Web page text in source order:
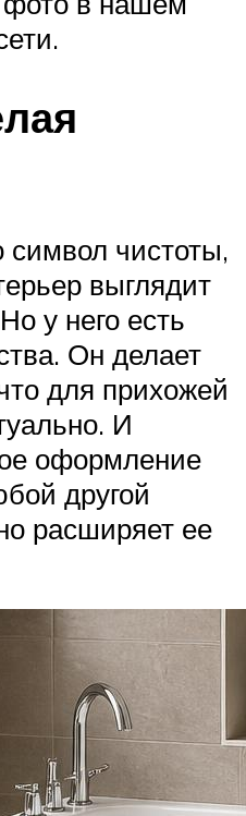
чистоты,
выглядит
у него есть
Он делает
для прихожей
И
оформление
другой
расширяет ее